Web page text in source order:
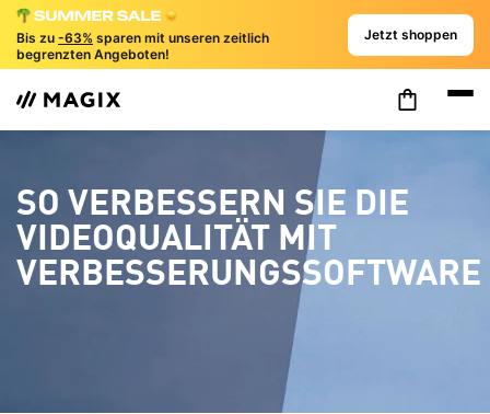
Bis zu -63% sparen mit unseren zeitlich
begrenzten Angeboten!
Jetzt shoppen
SO VERBESSERN SIE DIE
VIDEOQUALITÄT MIT
VERBESSERUNGSSOFTWARE